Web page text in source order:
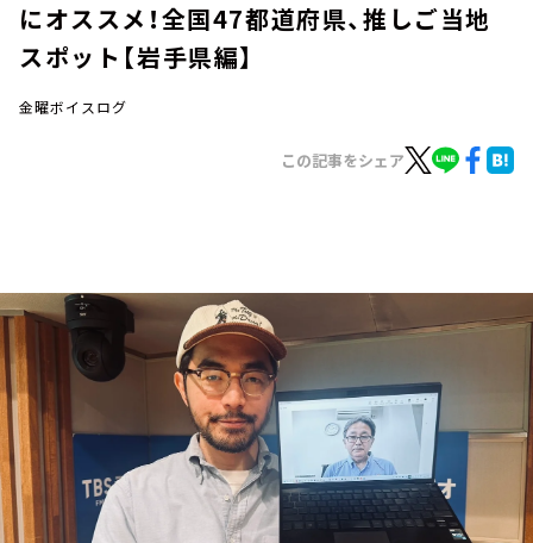
今日の番組表
YouTube
会社情報
にオススメ！全国47都道府県、推しご当地
スポット【岩手県編】
金曜ボイスログ
この記事をシェア